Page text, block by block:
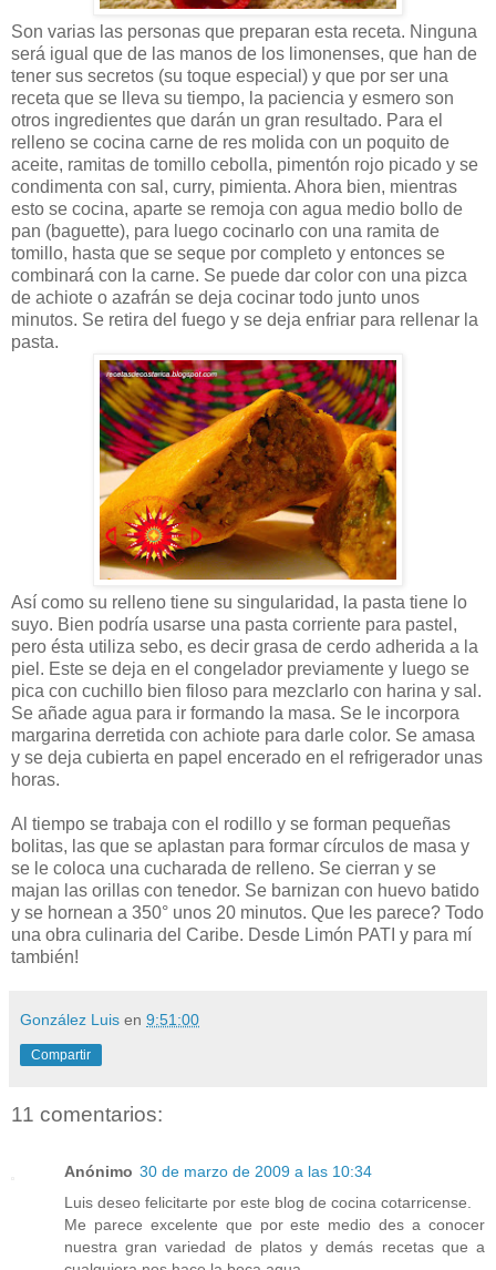
Son varias las personas que preparan esta receta. Ninguna
será igual que de las manos de los limonenses, que han de
tener sus secretos (su toque especial) y que por ser una
receta que se lleva su tiempo, la paciencia y esmero son
otros ingredientes que darán un gran resultado. Para el
relleno se cocina carne de res molida con un poquito de
aceite, ramitas de tomillo cebolla, pimentón rojo picado y se
condimenta con sal, curry, pimienta. Ahora bien, mientras
esto se cocina, aparte se remoja con agua medio bollo de
pan (baguette), para luego cocinarlo con una ramita de
tomillo, hasta que se seque por completo y entonces se
combinará con la carne. Se puede dar color con una pizca
de achiote o azafrán se deja cocinar todo junto unos
minutos. Se retira del fuego y se deja enfriar para rellenar la
pasta.
Así como su relleno tiene su singularidad, la pasta tiene lo
suyo. Bien podría usarse una pasta corriente para pastel,
pero ésta utiliza sebo, es decir grasa de cerdo adherida a la
piel. Este se deja en el congelador previamente y luego se
pica con cuchillo bien filoso para mezclarlo con harina y sal.
Se añade agua para ir formando la masa. Se le incorpora
margarina derretida con achiote para darle color. Se amasa
y se deja cubierta en papel encerado en el refrigerador unas
horas.
Al tiempo se trabaja con el rodillo y se forman pequeñas
bolitas, las que se aplastan para formar círculos de masa y
se le coloca una cucharada de relleno. Se cierran y se
majan las orillas con tenedor. Se barnizan con huevo batido
y se hornean a 350° unos 20 minutos. Que les parece? Todo
una obra culinaria del Caribe. Desde Limón PATI y para mí
también!
González Luis en 9:51:00
Compartir
11 comentarios:
Anónimo 30 de marzo de 2009 a las 10:34
Luis deseo felicitarte por este blog de cocina cotarricense.
Me parece excelente que por este medio des a conocer
nuestra gran variedad de platos y demás recetas que a